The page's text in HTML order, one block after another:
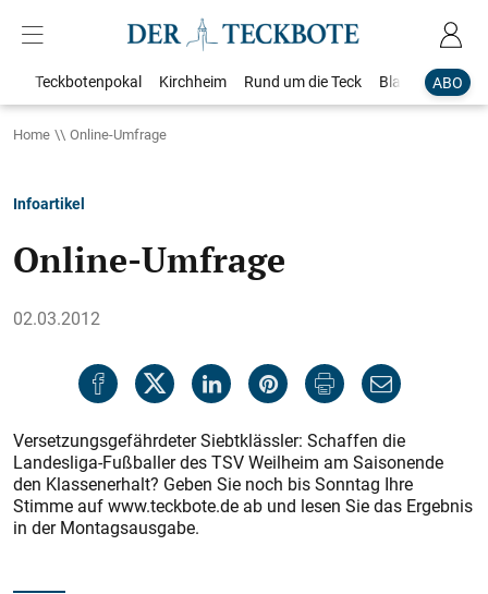
ABO
Teckbotenpokal Kirchheim Rund um die Teck Blaulicht
Home Online-Umfrage
Infoartikel
Online-Umfrage
02.03.2012
Versetzungsgefährdeter Siebtklässler: Schaffen die
Landesliga-Fußballer des TSV Weilheim am Saisonende
den Klassenerhalt? Geben Sie noch bis Sonntag Ihre
Stimme auf www.teckbote.de ab und lesen Sie das Ergebnis
in der Montagsausgabe.